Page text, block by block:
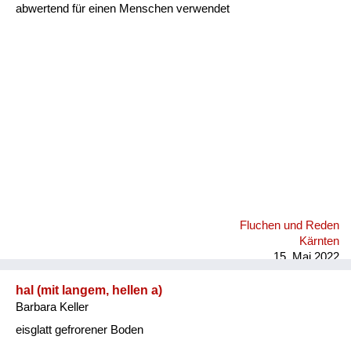
abwertend für einen Menschen verwendet
Fluchen und Reden
Kärnten
15. Mai 2022
hal (mit langem, hellen a)
Barbara Keller
eisglatt gefrorener Boden